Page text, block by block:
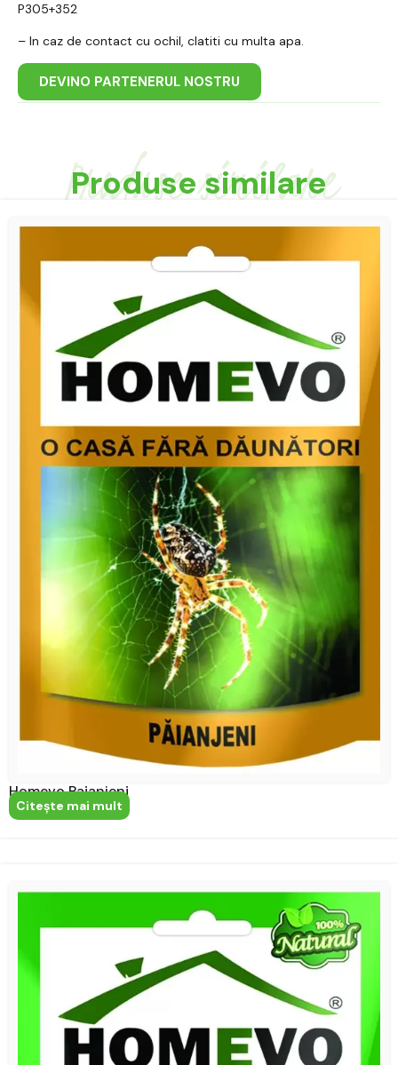
P305+352
– In caz de contact cu ochil, clatiti cu multa apa.
DEVINO PARTENERUL NOSTRU
Produse similare
Produse similare
Homevo Paianjeni
Citeşte mai mult